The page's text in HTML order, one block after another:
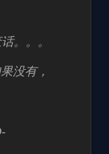
。。。
没有，